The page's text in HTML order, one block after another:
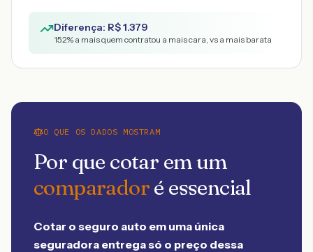
Diferença: R$1.379
152% a mais quem contratou a mais cara, vs a mais barata
O QUE OS DADOS MOSTRAM
Por que cotar em um
comparadoré essencial
Cotar o seguro auto em uma única
seguradora entrega só o preço dessa